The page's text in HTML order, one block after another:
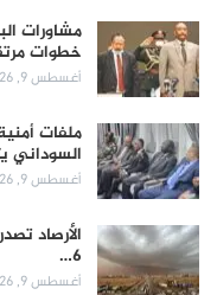
مشاورات
خطوات
أغسطس 9, 2026
ملفات
السوداني
أغسطس 9, 2026
الأرصاد
6…
أغسطس 9, 2026